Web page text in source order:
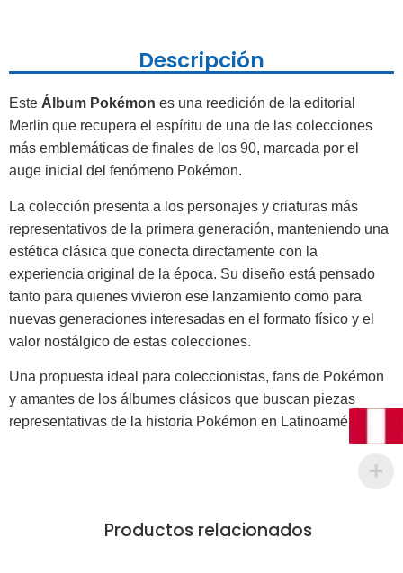
Descripción
Este Álbum Pokémon es una reedición de la editorial
Merlin que recupera el espíritu de una de las colecciones
más emblemáticas de finales de los 90, marcada por el
auge inicial del fenómeno Pokémon.
La colección presenta a los personajes y criaturas más
representativos de la primera generación, manteniendo una
estética clásica que conecta directamente con la
experiencia original de la época. Su diseño está pensado
tanto para quienes vivieron ese lanzamiento como para
nuevas generaciones interesadas en el formato físico y el
valor nostálgico de estas colecciones.
Una propuesta ideal para coleccionistas, fans de Pokémon
y amantes de los álbumes clásicos que buscan piezas
representativas de la historia Pokémon en Latinoamérica.
Productos relacionados